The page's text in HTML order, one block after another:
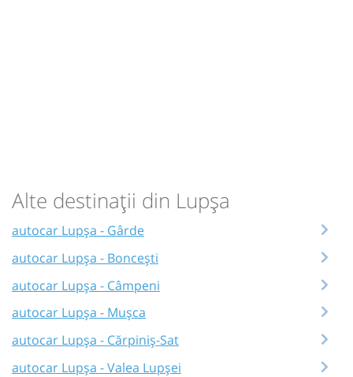
Alte destinații din Lupșa
autocar Lupșa - Gârde
autocar Lupșa - Boncești
autocar Lupșa - Câmpeni
autocar Lupșa - Mușca
autocar Lupșa - Cărpiniș-Sat
autocar Lupșa - Valea Lupșei